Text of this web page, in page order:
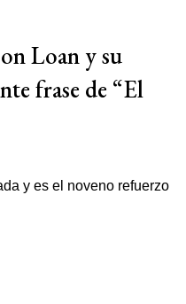
Loan y su
frase de “El